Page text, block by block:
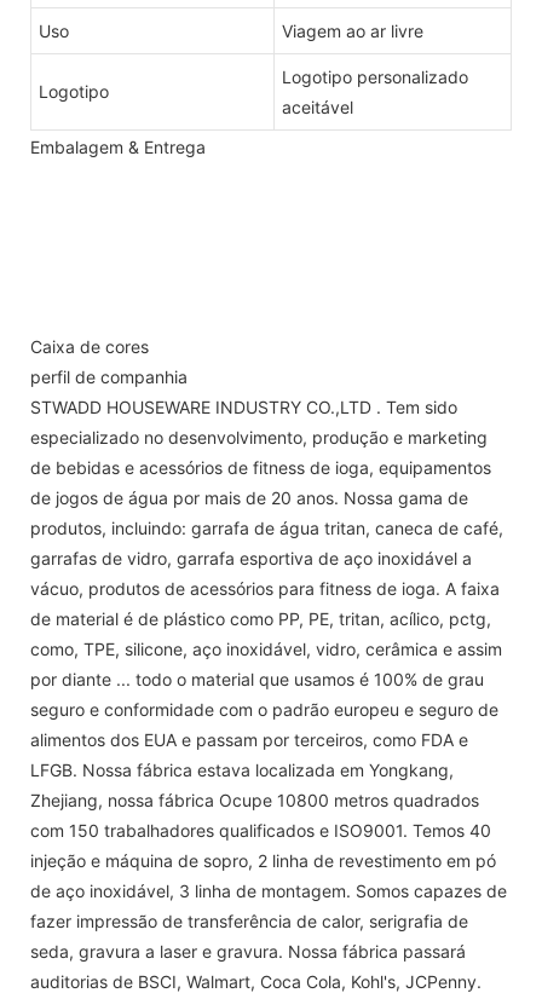
Uso Viagem ao ar livre
Logotipo
Logotipo personalizado
aceitável
Embalagem & Entrega
Caixa de cores
perfil de companhia
STWADD HOUSEWARE INDUSTRY CO.,LTD . Tem sido
especializado no desenvolvimento, produção e marketing
de bebidas e acessórios de fitness de ioga, equipamentos
de jogos de água por mais de 20 anos. Nossa gama de
produtos, incluindo: garrafa de água tritan, caneca de café,
garrafas de vidro, garrafa esportiva de aço inoxidável a
vácuo, produtos de acessórios para fitness de ioga. A faixa
de material é de plástico como PP, PE, tritan, acílico, pctg,
como, TPE, silicone, aço inoxidável, vidro, cerâmica e assim
por diante ... todo o material que usamos é 100% de grau
seguro e conformidade com o padrão europeu e seguro de
alimentos dos EUA e passam por terceiros, como FDA e
LFGB. Nossa fábrica estava localizada em Yongkang,
Zhejiang, nossa fábrica Ocupe 10800 metros quadrados
com 150 trabalhadores qualificados e ISO9001. Temos 40
injeção e máquina de sopro, 2 linha de revestimento em pó
de aço inoxidável, 3 linha de montagem. Somos capazes de
fazer impressão de transferência de calor, serigrafia de
seda, gravura a laser e gravura. Nossa fábrica passará
auditorias de BSCI, Walmart, Coca Cola, Kohl's, JCPenny.